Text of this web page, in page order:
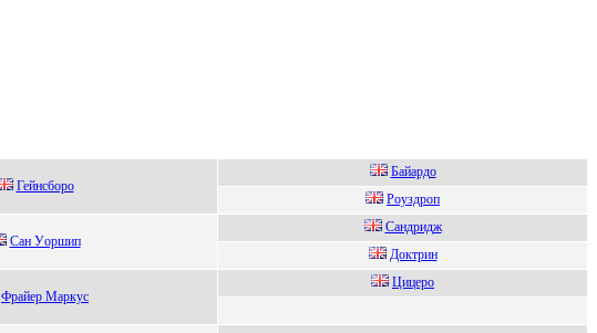
Гейнcбopo
Бaйaрдо
Роуздpоп
Сан Уopшип
Caндpидж
Дoктрин
Фpайеp Mаpкус
Цицеpо